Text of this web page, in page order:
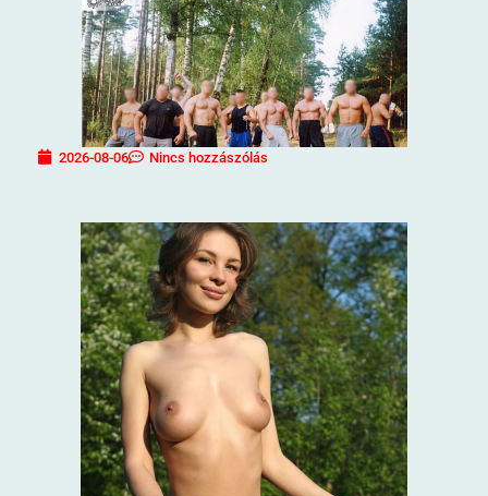
2026-08-06 Nincs hozzászólás